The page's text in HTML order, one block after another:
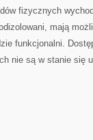
fizycznych
mają
funkcjonalni.
nie są w stanie się